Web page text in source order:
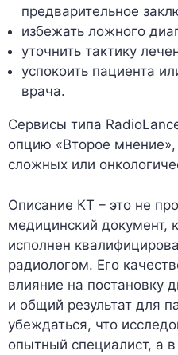
предварительное
избежать ложного
уточнить тактику
успокоить пациента
врача.
Сервисы типа
опцию «Второе
сложных или
Описание КТ – это не
медицинский документ,
исполнен
радиологом. Его
влияние на постановку
и общий результат для
убеждаться, что
опытный специалист, а